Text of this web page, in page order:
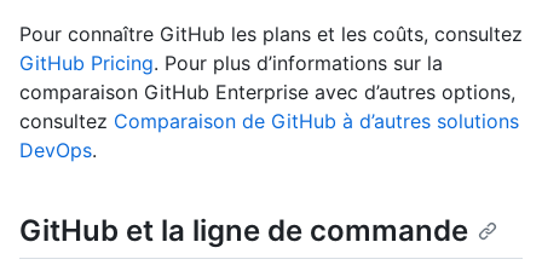
Pour connaître GitHub les plans et les coûts, consultez
GitHub Pricing. Pour plus d’informations sur la
comparaison GitHub Enterprise avec d’autres options,
consultez Comparaison de GitHub à d’autres solutions
DevOps.
GitHub et la ligne de commande